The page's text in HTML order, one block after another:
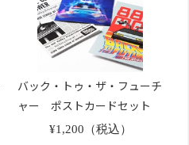
バック・トゥ・ザ・フューチ
ャー ポストカードセット
¥1,200（税込）